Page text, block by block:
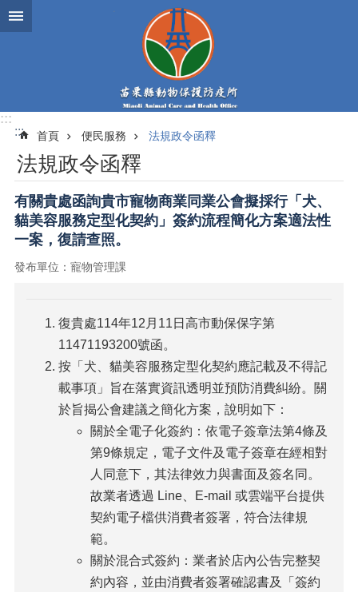
跳到主要內容區塊
:::
:::
首頁 便民服務 法規政令函釋
法規政令函釋
有關貴處函詢貴市寵物商業同業公會擬採行「犬、
貓美容服務定型化契約」簽約流程簡化方案適法性
一案，復請查照。
發布單位：寵物管理課
復貴處114年12月11日高市動保保字第
11471193200號函。
按「犬、貓美容服務定型化契約應記載及不得記
載事項」旨在落實資訊透明並預防消費糾紛。關
於旨揭公會建議之簡化方案，說明如下：
關於全電子化簽約：依電子簽章法第4條及
第9條規定，電子文件及電子簽章在經相對
人同意下，其法律效力與書面及簽名同。
故業者透過 Line、E-mail 或雲端平台提供
契約電子檔供消費者簽署，符合法律規
範。
關於混合式簽約：業者於店內公告完整契
約內容，並由消費者簽署確認書及「簽約